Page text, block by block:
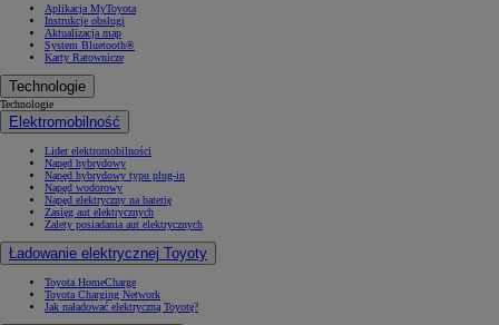
Aplikacja MyToyota
Instrukcje obsługi
Aktualizacja map
System Bluetooth®
Karty Ratownicze
Technologie
Technologie
Elektromobilność
Lider elektromobilności
Napęd hybrydowy
Napęd hybrydowy typu plug-in
Napęd wodorowy
Napęd elektryczny na baterię
Zasięg aut elektrycznych
Zalety posiadania aut elektrycznych
Ładowanie elektrycznej Toyoty
Toyota HomeCharge
Toyota Charging Network
Jak naładować elektryczną Toyotę?